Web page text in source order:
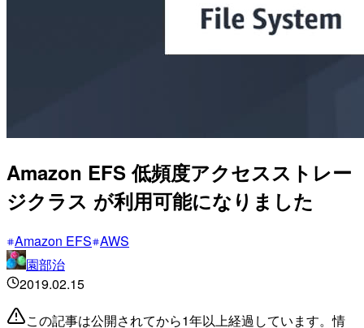
Amazon EFS 低頻度アクセスストレー
ジクラス が利用可能になりました
Amazon EFS AWS
園部治
2019.02.15
この記事は公開されてから1年以上経過しています。情